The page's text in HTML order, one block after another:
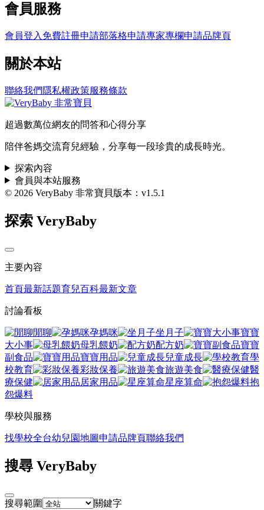
會員服務
會員登入 免費註冊申請部落格申請專家專欄申請品牌頁
關於本站
聯絡我們 隱私權政策服務條款
超過數萬位網友的問答和心得分享
陪伴爸媽交流育兒經驗，分享每一段珍貴的成長時光。
探索內容
會員與本站服務
© 2026 VeryBaby 非常寶貝版本：v1.5.1
探索 VeryBaby
主要內容
首頁最新話題育兒百科最新文章
討論看板
閒聊 孕媽咪 坐月子
寶寶
大小事
母乳餵奶 配方奶
寶寶
副食品
寶寶用品 兒童成長
學
校教育
彩妝保養 旅遊美食
醫
療保健
居家用品 星座算命
抱
怨爆料
學校與服務
找學校全台幼兒園地圖 申請品牌頁聯絡我們
搜尋 VeryBaby
搜尋範圍 關鍵字